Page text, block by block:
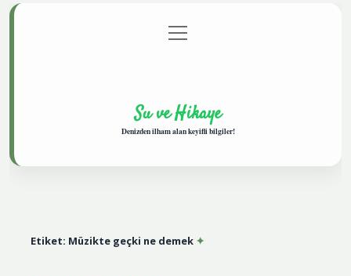
Gizlilik Politikası
menüyü
aç
Su ve Hikaye
Denizden ilham alan keyifli bilgiler!
Etiket: Müzikte geçki ne demek